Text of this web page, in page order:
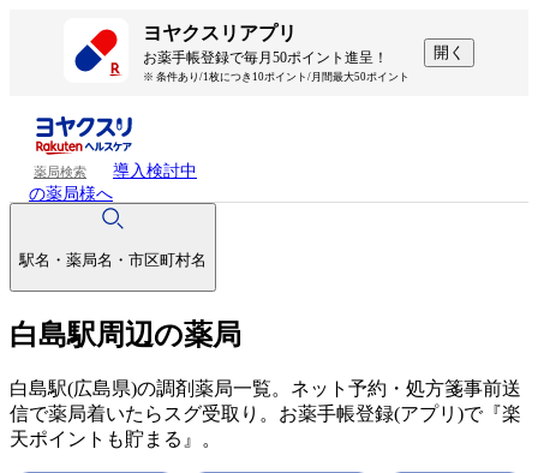
ヨヤクスリアプリ
お薬手帳登録で毎月50ポイント進呈！
※ 条件あり/1枚につき10ポイント/月間最大50ポイント
開く
薬局検索
導入検討中
の薬局様へ
駅名・薬局名・市区町村名
白島駅周辺の薬局
白島駅(広島県)の調剤薬局一覧。ネット予約・処方箋事前送
信で薬局着いたらスグ受取り。お薬手帳登録(アプリ)で『楽
天ポイントも貯まる』。